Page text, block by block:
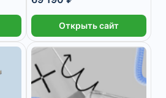
Открыть сайт